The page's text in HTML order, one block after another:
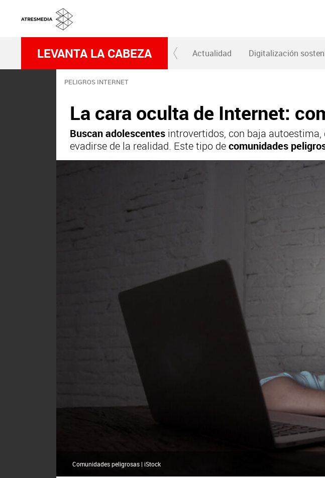
LEVANTA LA CABEZA Actualidad Digitalización
PELIGROS INTERNET
La cara oculta de Internet:
Buscan adolescentes introvertidos, con baja autoestima,
evadirse de la realidad. Este tipo decomunidades
Comunidades peligrosas | iStock